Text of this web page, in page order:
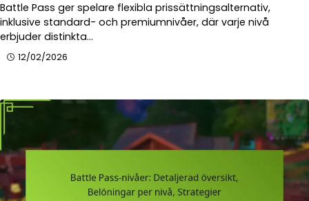
Battle Pass ger spelare flexibla prissättningsalternativ,
inklusive standard- och premiumnivåer, där varje nivå
erbjuder distinkta…
12/02/2026